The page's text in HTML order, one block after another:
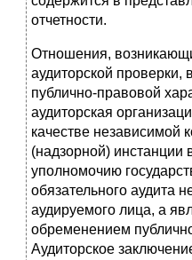
отчетности.
Отношения,
аудиторской проверки,
публично-правовой
аудиторская
качестве независимой
(надзорной) инстанции
уполномочию
обязательного аудита
аудируемого лица, а
обременением
Аудиторское